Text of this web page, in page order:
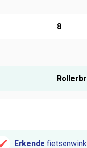
8
Erkende